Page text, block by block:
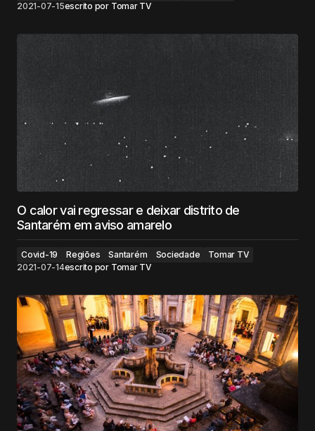
2021-07-15escrito por Tomar TV
O calor vai regressar e deixar distrito de
Santarém em aviso amarelo
Covid-19 Regiões Santarém Sociedade
Tomar TV
2021-07-14escrito por Tomar TV